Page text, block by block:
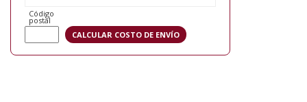
Código
postal